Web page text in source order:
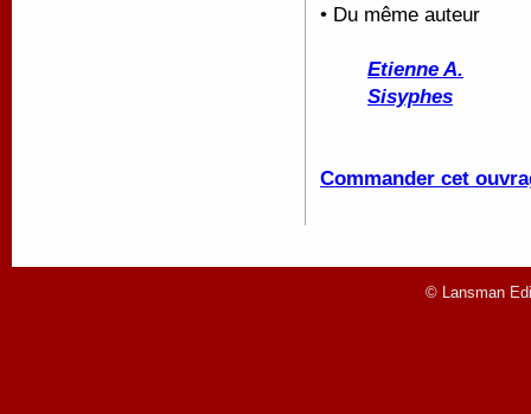
• Du même auteur
Etienne A.
Sisyphes
Commander cet
© Lansman